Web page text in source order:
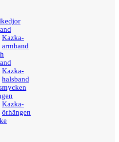
Kazka-
armband
Kazka-
halsband
Kazka-
örhängen